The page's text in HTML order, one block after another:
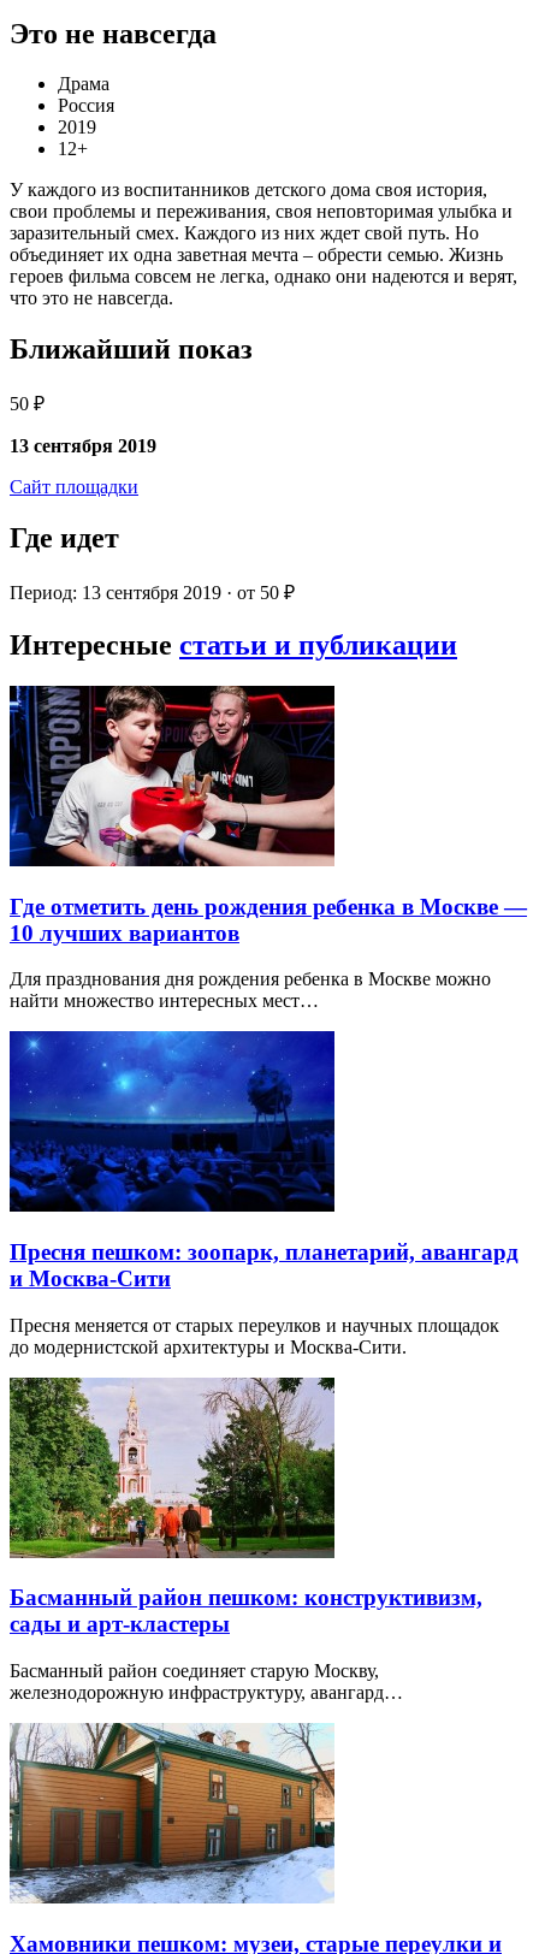
Это не навсегда
Драма
Россия
2019
12+
У каждого из воспитанников детского дома своя история,
свои проблемы и переживания, своя неповторимая улыбка и
заразительный смех. Каждого из них ждет свой путь. Но
объединяет их одна заветная мечта – обрести семью. Жизнь
героев фильма совсем не легка, однако они надеются и верят,
что это не навсегда.
Ближайший показ
50 ₽
13 сентября 2019
Сайт площадки
Где идет
Период: 13 сентября 2019 · от 50 ₽
Интересные статьи и публикации
Где отметить день рождения ребенка в Москве —
10 лучших вариантов
Для празднования дня рождения ребенка в Москве можно
найти множество интересных мест…
Пресня пешком: зоопарк, планетарий, авангард
и Москва-Сити
Пресня меняется от старых переулков и научных площадок
до модернистской архитектуры и Москва-Сити.
Басманный район пешком: конструктивизм,
сады и арт-кластеры
Басманный район соединяет старую Москву,
железнодорожную инфраструктуру, авангард…
Хамовники пешком: музеи, старые переулки и